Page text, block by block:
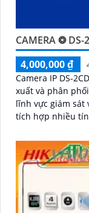
CAMERA ❂ DS-
4,000,000 ₫
Camera IP DS-
xuất và phân
lĩnh vực giám sát video. Đây là một loại camera có
tích hợp nhiều